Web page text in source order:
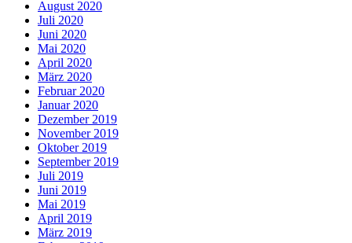
August 2020
Juli 2020
Juni 2020
Mai 2020
April 2020
März 2020
Februar 2020
Januar 2020
Dezember 2019
November 2019
Oktober 2019
September 2019
Juli 2019
Juni 2019
Mai 2019
April 2019
März 2019